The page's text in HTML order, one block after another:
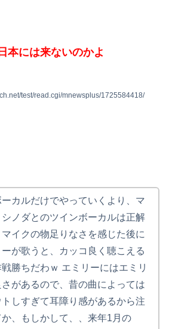
本には来ないのかよ
test/read.cgi/mnewsplus/1725584418/
カルだけでやっていくより、マ
シノダとのツインボーカルは正解
イクの物足りなさを感じた後に
が歌うと、カッコ良く聴こえる
勝ちだわｗ エミリーにはエミリ
さがあるので、昔の曲によっては
トしすぎて耳障り感があるから注
、もしかして、、来年1月の